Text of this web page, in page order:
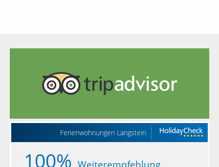
Ferienwohnungen Langstein
100%